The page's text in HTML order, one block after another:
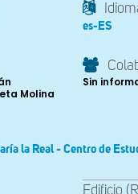
es-ES
Molina
Sin
la Real - Centro de
Edificio